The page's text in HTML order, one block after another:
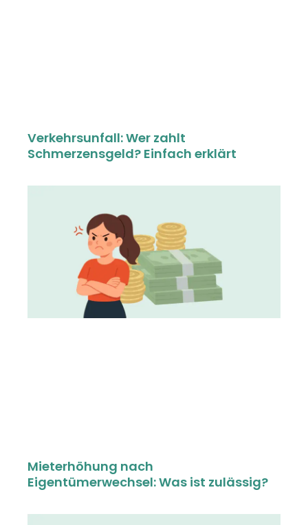
Verkehrsunfall: Wer zahlt
Schmerzensgeld? Einfach erklärt
Mieterhöhung nach
Eigentümerwechsel: Was ist zulässig?